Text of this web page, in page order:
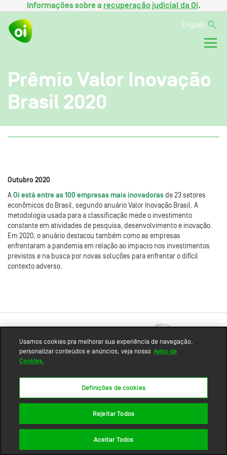
Informações sobre a recuperação judicial da Oi.
English
Prêmio Valor Inovação
Brasil 2020
Outubro 2020
A Oi está entre as 100 empresas mais inovadoras de 23 setores
econômicos do Brasil, segundo anuário Valor Inovação Brasil. A
metodologia usada para a classificação mede o investimento
constante em atividades de pesquisa, desenvolvimento e inovação.
Em 2020, o anuário destacou também como as empresas
enfrentaram a pandemia em relação ao impacto nos investimentos
previstos e na busca por novas soluções para enfrentar o difícil
contexto adverso.
Mapa do site
Usamos cookies pra melhorar sua experiência de navegação,
personalizar conteúdos e anúncios, veja nosso Aviso de
Cookies.
Definições de cookies
Rejeitar Todos
Aceitar Todos